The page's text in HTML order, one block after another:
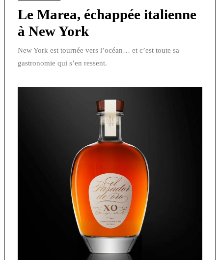
Le Marea, échappée italienne
à New York
New York est tournée vers l’océan… et c’est toute sa
gastronomie qui s’en ressent.